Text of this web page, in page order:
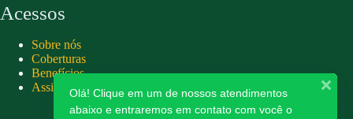
Acessos
Sobre nós
Coberturas
Benefícios
Assistência 24hsOlá! Clique em um de nossos atendimentos
abaixo e entraremos em contato com você o